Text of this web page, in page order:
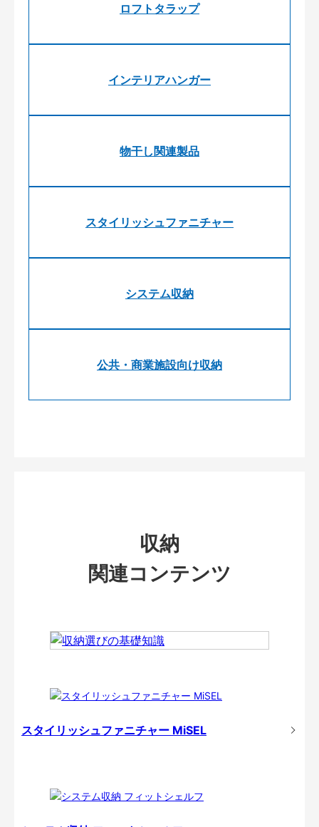
ロフトタラップ
インテリアハンガー
物干し関連製品
スタイリッシュファニチャー
システム収納
公共・商業施設向け収納
収納
関連コンテンツ
スタイリッシュファニチャー MiSEL